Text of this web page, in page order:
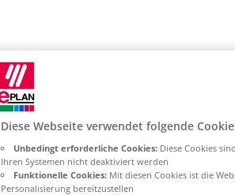
Diese Webseite verwendet folgende
Unbedingt erforderliche Cookies: Diese Cookies
Ihren Systemen nicht deaktiviert werden
Funktionelle Cookies: Mit diesen Cookies ist die
Personalisierung bereitzustellen